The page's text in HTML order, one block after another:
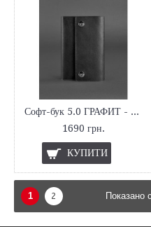
Софт-бук 5.0 ГРАФИТ - ЧОРНИЙ
1690 грн.
КУПИТИ
1 2 Показано